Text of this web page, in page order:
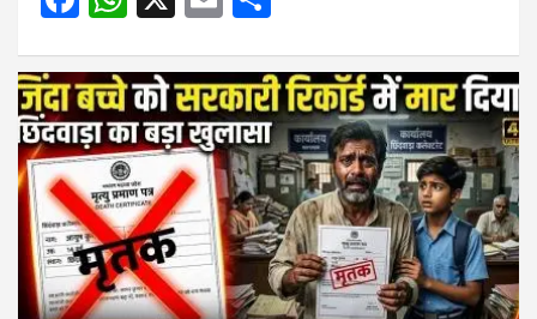
ce
b
o
o
k
at
s
A
p
p
ail ar
e